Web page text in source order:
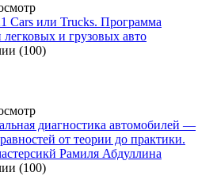
Cars или Trucks. Программа
легковых и грузовых авто
(100)
диагностика автомобилей —
от теории до практики.
Рамиля Абдуллина
(100)